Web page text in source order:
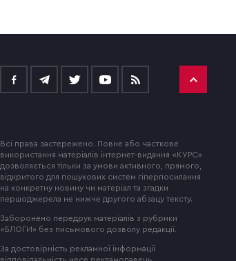
Всі права застережено. Повне або часткове
використання матеріалів інтернет-видання «КУРС»
дозволяється тільки за умови активного, прямого,
відкритого для пошукових систем гіперпосилання
на конкретну новину чи матеріал та згадки
першоджерела не нижче другого абзацу тексту.
Заборонено передрук матеріалів з рубрики
«БЛОГИ» без письмового дозволу редакції.
За достовірність рекламної інформації